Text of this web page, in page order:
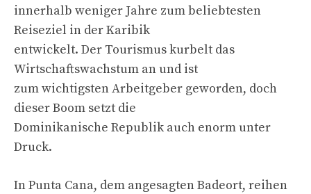
innerhalb weniger Jahre zum beliebtesten
Reiseziel in der Karibik
entwickelt. Der Tourismus kurbelt das
Wirtschaftswachstum an und ist
zum wichtigsten Arbeitgeber geworden, doch
dieser Boom setzt die
Dominikanische Republik auch enorm unter
Druck.
In Punta Cana, dem angesagten Badeort, reihen